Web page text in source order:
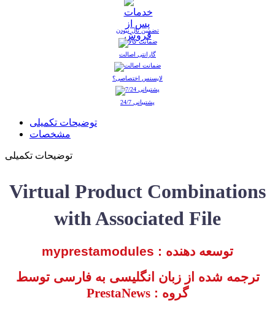
تضمین نال نبودن
گارانتی اصالت
لایسنس اختصاصی؟
پشتیبانی 24/7
توضیحات تکمیلی
مشخصات
توضیحات تکمیلی
Virtual Product Combinations
with Associated File
توسعه دهنده : myprestamodules
ترجمه شده از زبان انگلیسی به فارسی توسط
گروه : PrestaNews